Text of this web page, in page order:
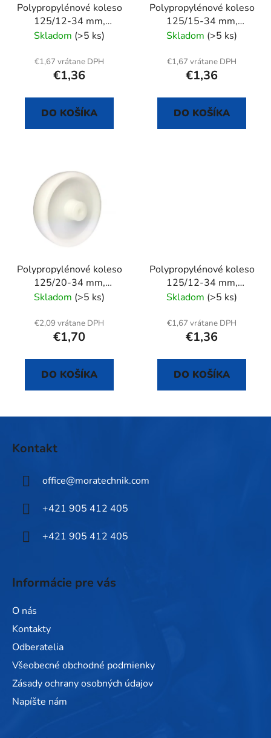
Polypropylénové koleso
125/12-34 mm,
samostatné
Skladom (>5 ks)
€1,67 vrátane DPH
€1,36
DO KOŠÍKA
Polypropylénové koleso
125/15-34 mm,
samostatné
Skladom (>5 ks)
€1,67 vrátane DPH
€1,36
DO KOŠÍKA
Polypropylénové koleso
125/20-34 mm,
samostatné
Skladom (>5 ks)
€2,09 vrátane DPH
€1,70
DO KOŠÍKA
Polypropylénové koleso
125/12-34 mm,
samostatné
Skladom (>5 ks)
€1,67 vrátane DPH
€1,36
DO KOŠÍKA
Kontakt
office@moratechnik.com
+421 905 412 405
+421 905 412 405
Informácie pre vás
O nás
Kontakty
Odberatelia
Všeobecné obchodné podmienky
Zásady ochrany osobných údajov
Napíšte nám